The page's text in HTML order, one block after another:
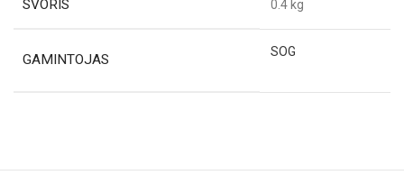
SVORIS 0.4 kg
GAMINTOJAS SOG